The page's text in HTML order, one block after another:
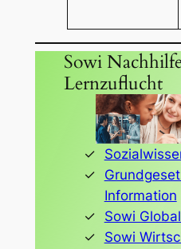
Sowi
Lernzuflucht
Information
Sowi
Sowi